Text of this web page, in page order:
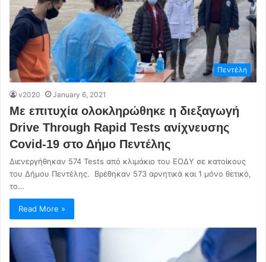
Πεντέλη
v2020 January 6, 2021
Με επιτυχία ολοκληρώθηκε η διεξαγωγή
Drive Through Rapid Tests ανίχνευσης
Covid-19 στο Δήμο Πεντέλης
Διενεργήθηκαν 574 Tests από κλιμάκιο του ΕΟΔΥ σε κατοίκους
του Δήμου Πεντέλης. Βρέθηκαν 573 αρνητικά και 1 μόνο θετικό,
το…
Read More »